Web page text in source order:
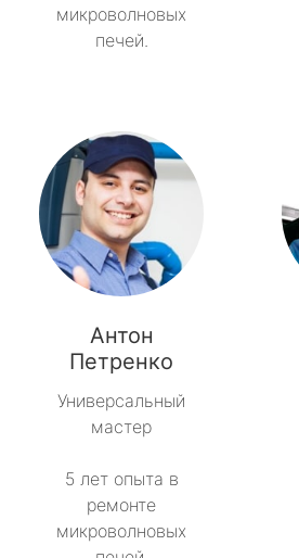
микроволновых
печей.
Антон
Петренко
Универсальный
мастер
5 лет опыта в
ремонте
микроволновых